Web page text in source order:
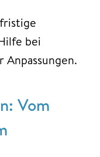
bei
Vom